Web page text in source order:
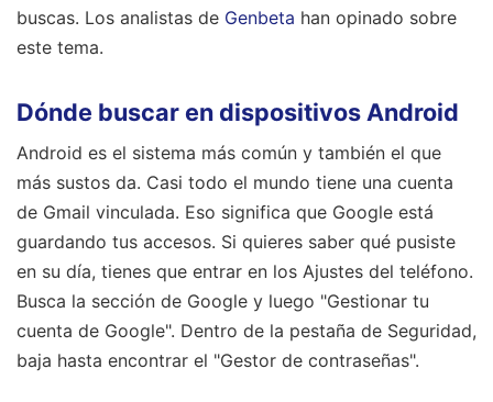
buscas. Los analistas de Genbeta han opinado sobre
este tema.
Dónde buscar en dispositivos Android
Android es el sistema más común y también el que
más sustos da. Casi todo el mundo tiene una cuenta
de Gmail vinculada. Eso significa que Google está
guardando tus accesos. Si quieres saber qué pusiste
en su día, tienes que entrar en los Ajustes del teléfono.
Busca la sección de Google y luego "Gestionar tu
cuenta de Google". Dentro de la pestaña de Seguridad,
baja hasta encontrar el "Gestor de contraseñas".